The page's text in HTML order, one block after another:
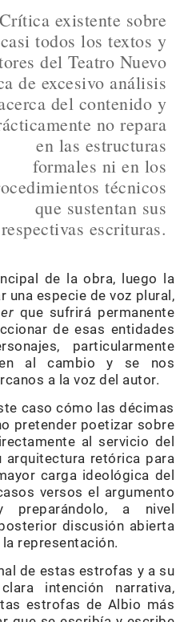
Crítica existente sobre
casi todos los textos y
del Teatro Nuevo
de excesivo análisis
del contenido y
no repara
en las estructuras
formales ni en los
técnicos
que sustentan sus
respectivas escrituras.
de la obra, luego la
una especie de voz plural,
que sufrirá permanente
de esas entidades
particularmente
al cambio y se nos
a la voz del autor.
caso cómo las décimas
pretender poetizar sobre
al servicio del
arquitectura retórica para
carga ideológica del
versos el argumento
a nivel
discusión abierta
representación.
de estas estrofas y a su
intención narrativa,
estrofas de Albio más